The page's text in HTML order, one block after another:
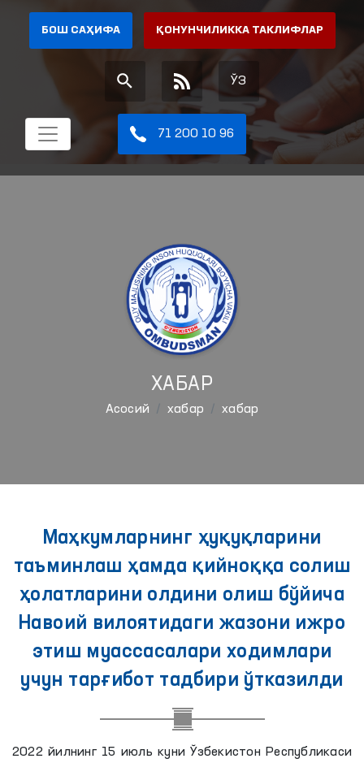
БОШ САҲИФА ҚОНУНЧИЛИККА ТАКЛИФЛАР
ЎЗ
71 200 10 96
ХАБАР
Aсосий хабар хабар
Маҳкумларнинг ҳуқуқларини
таъминлаш ҳамда қийноққа солиш
ҳолатларини олдини олиш бўйича
Навоий вилоятидаги жазони ижро
этиш муассасалари ходимлари
учун тарғибот тадбири ўтказилди
2022 йилнинг 15 июль куни Ўзбекистон Республикаси